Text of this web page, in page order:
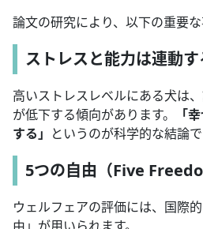
論文の研究により、以下の重要な
ストレスと能力は連動す
高いストレスレベルにある犬は
が低下する傾向があります。
「
する」 というのが科学的な結論で
5つの自由（Five
ウェルフェアの評価には、国際